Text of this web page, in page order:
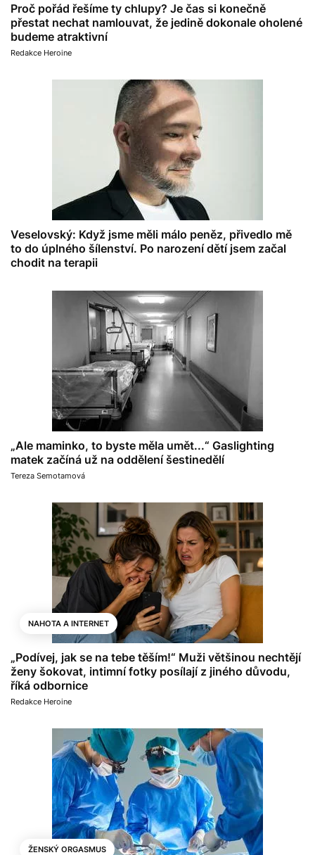
Proč pořád řešíme ty chlupy? Je čas si konečně
přestat nechat namlouvat, že jedině dokonale oholené
budeme atraktivní
Redakce Heroine
Veselovský: Když jsme měli málo peněz, přivedlo mě
to do úplného šílenství. Po narození dětí jsem začal
chodit na terapii
„Ale maminko, to byste měla umět...“ Gaslighting
matek začíná už na oddělení šestinedělí
Tereza Semotamová
NAHOTA A INTERNET
„Podívej, jak se na tebe těším!“ Muži většinou nechtějí
ženy šokovat, intimní fotky posílají z jiného důvodu,
říká odbornice
Redakce Heroine
ŽENSKÝ ORGASMUS